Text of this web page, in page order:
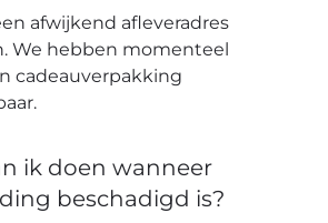
afwijkend afleveradres
We hebben momenteel
cadeauverpakking
ik doen wanneer
beschadigd is?